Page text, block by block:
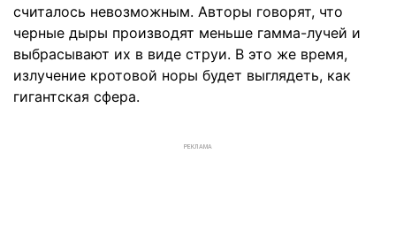
считалось невозможным. Авторы говорят, что
черные дыры производят меньше гамма-лучей и
выбрасывают их в виде струи. В это же время,
излучение кротовой норы будет выглядеть, как
гигантская сфера.
РЕКЛАМА